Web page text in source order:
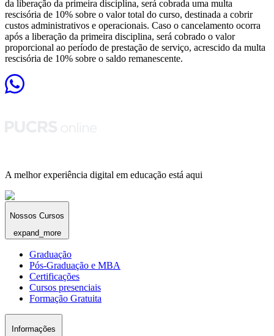
da liberação da primeira disciplina, será cobrada uma multa
rescisória de 10% sobre o valor total do curso, destinada a cobrir
custos administrativos e operacionais. Caso o cancelamento ocorra
após a liberação da primeira disciplina, será cobrado o valor
proporcional ao período de prestação de serviço, acrescido da multa
rescisória de 10% sobre o saldo remanescente.
A melhor experiência digital em educação está aqui
Nossos Cursos
expand_more
Graduação
Pós-Graduação e MBA
Certificações
Cursos presenciais
Formação Gratuita
Informações